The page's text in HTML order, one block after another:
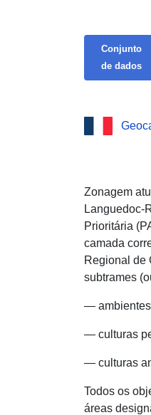
Conjunto
de dados
Zonagem
Languedoc-
Prioritária
camada
Regional de
subtrames
— ambientes
— culturas
— culturas
Todos os
áreas